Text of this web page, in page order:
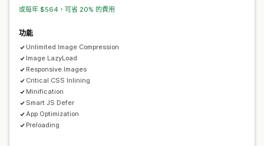
或每年 $564，可省 20% 的費用
功能
Unlimited Image Compression
Image LazyLoad
Responsive Images
Critical CSS Inlining
Minification
Smart JS Defer
App Optimization
Preloading